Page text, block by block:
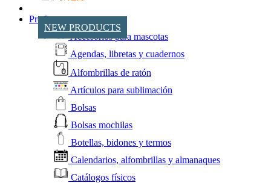
NEW PRODUCTS
Productos
Accesorios para mascotas
Agendas, libretas y cuadernos
Alfombrillas de ratón
Artículos para sublimación
Bolsas
Bolsas mochilas
Botellas, bidones y termos
Calendarios, alfombrillas y almanaques
Catálogos físicos